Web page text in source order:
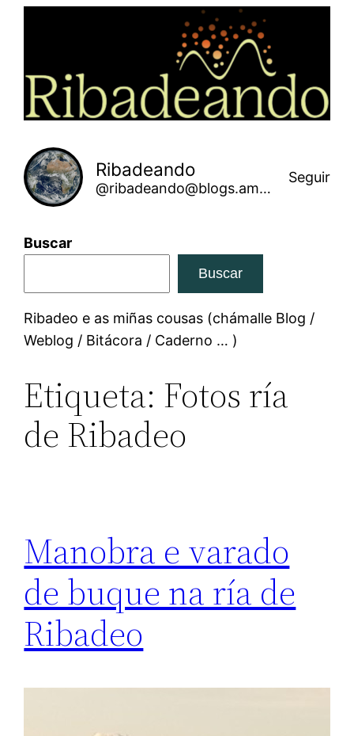
Ribadeando
@ribadeando@blogs.amarinha.gal
Seguir
Buscar
Buscar
Ribadeo e as miñas cousas (chámalle Blog /
Weblog / Bitácora / Caderno … )
Etiqueta: Fotos ría
de Ribadeo
Manobra e varado
de buque na ría de
Ribadeo